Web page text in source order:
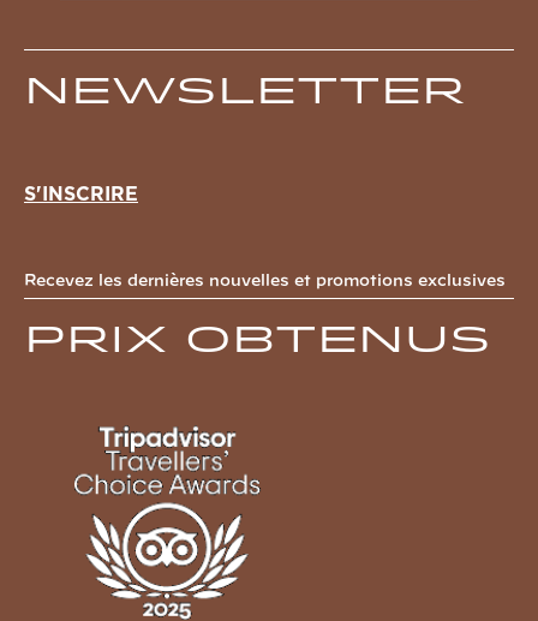
Newsletter
S'INSCRIRE
Recevez les dernières nouvelles et promotions exclusives
Prix obtenus